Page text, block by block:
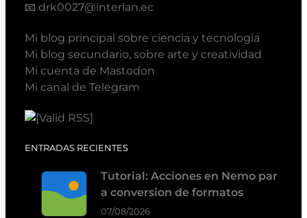
📧 drk0027@interlan.ec
Mi blog principal sobre ciencia y tecnología
Mi blog secundario, sobre arte y creatividad
Mi cuenta de Mastodon
Mi canal de Telegram
ENTRADAS RECIENTES
Tutorial: Acciones en Nemo par
a conversion de formatos
07/08/2026